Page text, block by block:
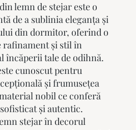
lemn de stejar este o
de a sublinia eleganța și
din dormitor, oferind o
rafinament și stil în
încăperii tale de odihnă.
cunoscut pentru
și frumusețea
nobil ce conferă
și autentic.
stejarîn decorul